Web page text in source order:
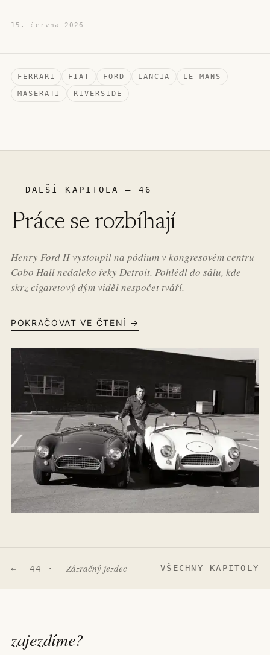
15. června 2026
FERRARI FIAT FORD LANCIA
LE MANS
MASERATI
RIVERSIDE
DALŠÍ KAPITOLA – 46
Práce se rozbíhají
Henry Ford II vystoupil na pódium v kongresovém centru
Cobo Hall nedaleko řeky Detroit. Pohlédl do sálu, kde
skrz cigaretový dým viděl nespočet tváří.
POKRAČOVAT VE ČTENÍ →
← 44 ·Zázračný jezdec VŠECHNY KAPITOLY
zajezdíme?